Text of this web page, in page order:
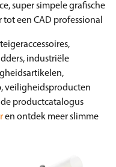
super simpele grafische
een CAD professional
industriële
veiligheidsproducten
productcatalogus
en ontdek meer slimme